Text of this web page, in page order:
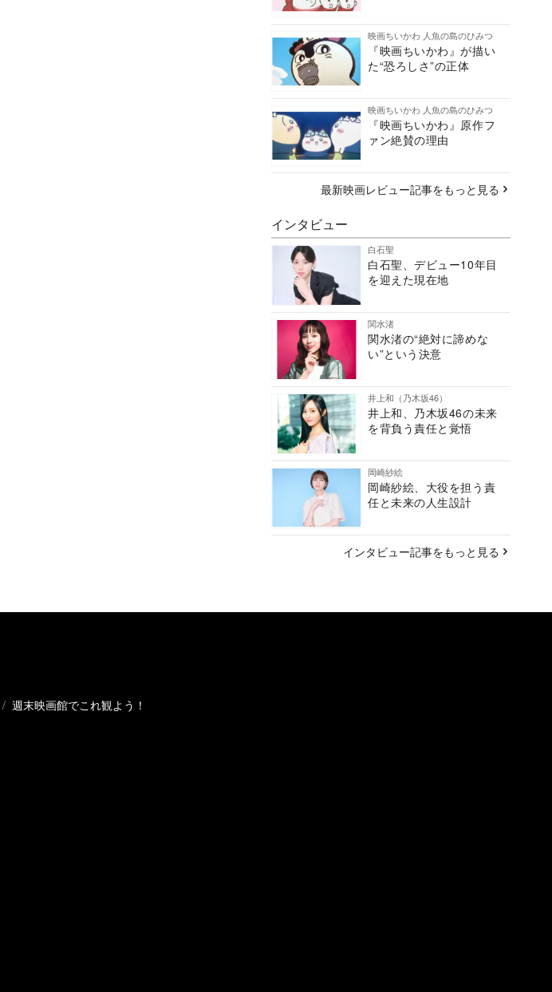
映画ちいかわ 人魚の島のひみつ
『映画ちいかわ』が描い
た“恐ろしさ”の正体
映画ちいかわ 人魚の島のひみつ
『映画ちいかわ』原作フ
ァン絶賛の理由
最新映画レビュー記事をもっと見る
インタビュー
白石聖
白石聖、デビュー10年目
を迎えた現在地
関水渚
関水渚の“絶対に諦めな
い”という決意
井上和（乃木坂46）
井上和、乃木坂46の未来
を背負う責任と覚悟
岡崎紗絵
岡崎紗絵、大役を担う責
任と未来の人生設計
インタビュー記事をもっと見る
週末映画館でこれ観よう！